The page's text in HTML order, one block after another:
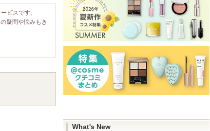
ビスです。
疑問や悩みもき
What's New